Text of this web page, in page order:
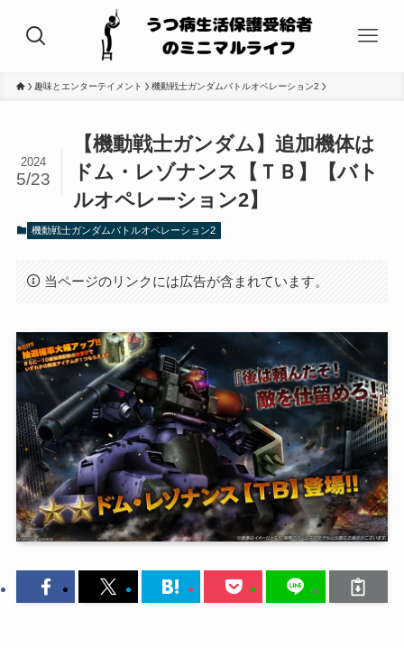
趣味とエンターテイメント 機動戦士ガンダムバトルオペレーション2
【機動戦士ガンダム】追加機体は
ドム・レゾナンス【ＴＢ】【バト
ルオペレーション2】
2024
5/23
機動戦士ガンダムバトルオペレーション2
当ページのリンクには広告が含まれています。